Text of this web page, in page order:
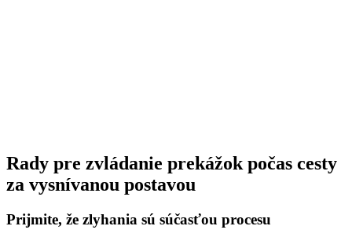
Rady pre zvládanie prekážok počas cesty
za vysnívanou postavou
Prijmite, že zlyhania sú súčasťou procesu